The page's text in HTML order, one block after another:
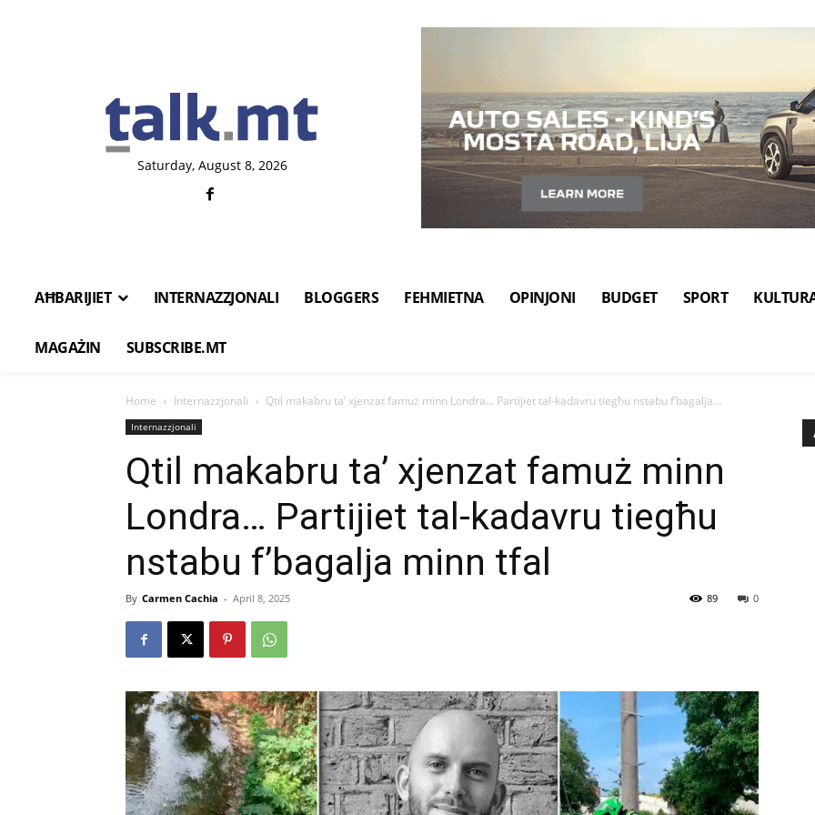
Saturday, August 8, 2026
AĦBARIJIET INTERNAZZJONALI BLOGGERS FEHMIETNA OPINJONI BUDGET SPORT
MAGAŻIN SUBSCRIBE.MT
Home Internazzjonali Qtil makabru ta’ xjenzat famuż minn Londra… Partijiet tal-kadavru tiegħu nstabu f’bagalja...
Internazzjonali
Qtil makabru ta’ xjenzat famuż minn
Londra… Partijiet tal-kadavru tiegħu
nstabu f’bagalja minn tfal
By Carmen Cachia - April 8, 2025 0
89